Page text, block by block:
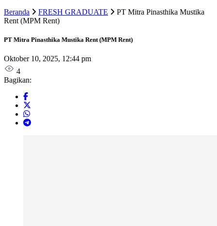
Beranda
FRESH GRADUATE
PT Mitra Pinasthika Mustika
Rent (MPM Rent)
PT Mitra Pinasthika Mustika Rent (MPM Rent)
Oktober 10, 2025, 12:44 pm
4
Bagikan: